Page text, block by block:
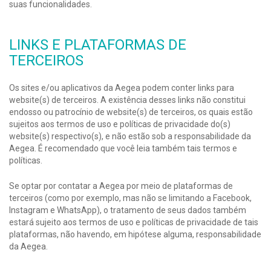
suas funcionalidades.
LINKS E PLATAFORMAS DE
TERCEIROS
Os sites e/ou aplicativos da Aegea podem conter links para
website(s) de terceiros. A existência desses links não constitui
endosso ou patrocínio de website(s) de terceiros, os quais estão
sujeitos aos termos de uso e políticas de privacidade do(s)
website(s) respectivo(s), e não estão sob a responsabilidade da
Aegea. É recomendado que você leia também tais termos e
políticas.
Se optar por contatar a Aegea por meio de plataformas de
terceiros (como por exemplo, mas não se limitando a Facebook,
Instagram e WhatsApp), o tratamento de seus dados também
estará sujeito aos termos de uso e políticas de privacidade de tais
plataformas, não havendo, em hipótese alguma, responsabilidade
da Aegea.